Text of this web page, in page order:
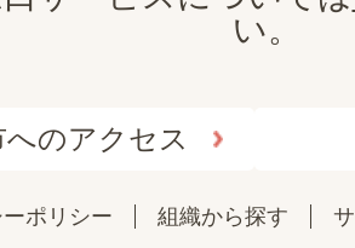
い。
へのアクセス
ポリシー 組織から探す